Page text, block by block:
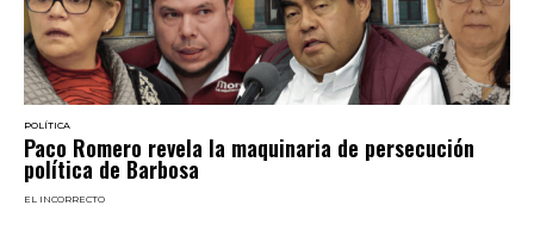
POLÍTICA
Paco Romero revela la maquinaria de persecución
política de Barbosa
EL INCORRECTO